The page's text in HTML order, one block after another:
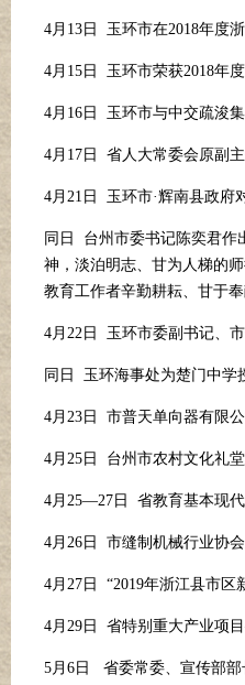
4月13日 玉环市在2018年度
4月15日 玉环市荣获2018年
4月16日 玉环市与中交疏浚
4月17日 省人大常委会原副
4月21日 玉环市·辉南县政府
同日
台州市委书记陈奕君作
神，淡泊明志、甘为人梯的
教育工作者辛勤耕耘、甘于
4月22日 玉环市委副书记、
同日 玉环海事处为楚门中学
4月23日 市普天单向器有限
4月25日 台州市农村文化礼
4月25—27日 省教育基本现
4月26日 市缝制机械行业协
4月27日 “2019年浙江县市区
4月29日 省特别重大产业项
5月6日 省委常委、宣传部部